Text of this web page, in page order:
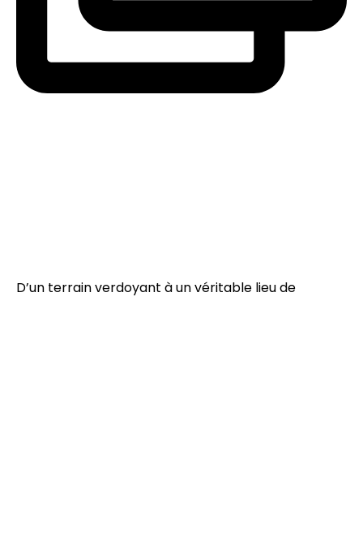
D’un terrain verdoyant à un véritable lieu de